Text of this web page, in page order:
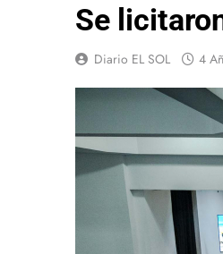
Se
Diario EL SOL 4